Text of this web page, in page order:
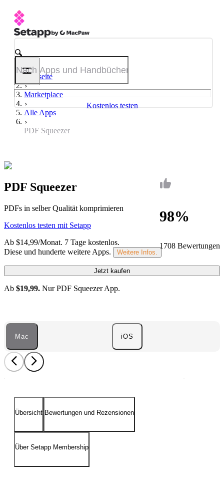
Kostenlos testen
Startseite
Marketplace
Alle Apps
PDF Squeezer
98%
1708 Bewertungen
PDF Squeezer
PDFs in selber Qualität komprimieren
Kostenlos testen mit Setapp
Ab $14,99/Monat. 7 Tage kostenlos.
Diese und hunderte weitere Apps.
Weitere Infos.
Jetzt kaufen
Ab $19,99. Nur PDF Squeezer App.
Mac iOS
Übersicht Bewertungen und Rezensionen
Über Setapp Membership